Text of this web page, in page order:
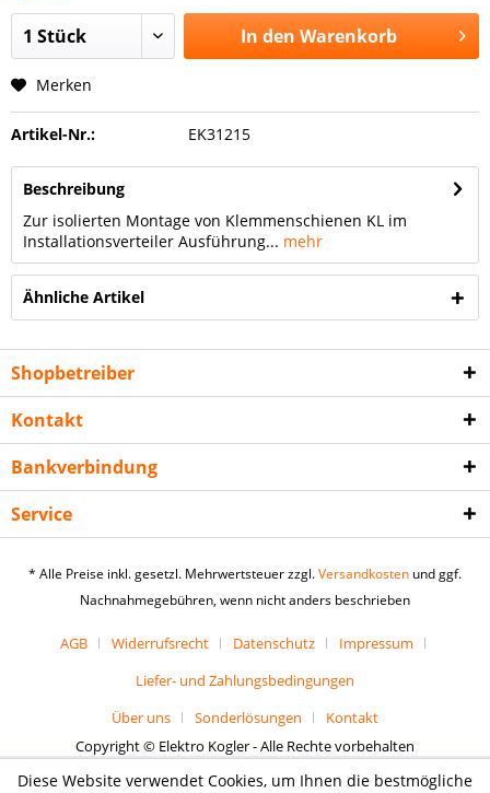
In den Warenkorb
Merken
Artikel-Nr.: EK31215
Beschreibung
Zur isolierten Montage von Klemmenschienen KL im
Installationsverteiler Ausführung... mehr
Ähnliche Artikel
Shopbetreiber
Kontakt
Bankverbindung
Service
* Alle Preise inkl. gesetzl. Mehrwertsteuer zzgl.Versandkosten und ggf.
Nachnahmegebühren, wenn nicht anders beschrieben
AGB Widerrufsrecht Datenschutz
Impressum
Liefer- und Zahlungsbedingungen
Über uns
Sonderlösungen
Kontakt
Copyright © Elektro Kogler - Alle Rechte vorbehalten
Diese Website verwendet Cookies, um Ihnen die bestmögliche